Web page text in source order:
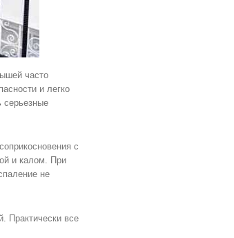
часто
и легко
серьезные
с
и калом. При
не
Практически все